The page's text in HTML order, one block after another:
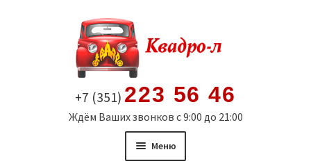
содержимому
+7 (351) 223 56 46
Ждём Ваших звонков с 9:00 до 21:00
Меню